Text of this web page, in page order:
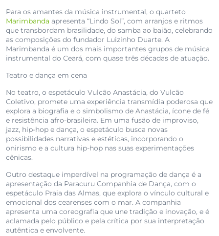
Para os amantes da música instrumental, o quarteto
Marimbanda apresenta “Lindo Sol”, com arranjos e ritmos
que transbordam brasilidade, do samba ao baião, celebrando
as composições do fundador Luizinho Duarte. A
Marimbanda é um dos mais importantes grupos de música
instrumental do Ceará, com quase três décadas de atuação.
Teatro e dança em cena
No teatro, o espetáculo Vulcão Anastácia, do Vulcão
Coletivo, promete uma experiência transmídia poderosa que
explora a biografia e o simbolismo de Anastácia, ícone de fé
e resistência afro-brasileira. Em uma fusão de improviso,
jazz, hip-hop e dança, o espetáculo busca novas
possibilidades narrativas e estéticas, incorporando o
onirismo e a cultura hip-hop nas suas experimentações
cênicas.
Outro destaque imperdível na programação de dança é a
apresentação da Paracuru Companhia de Dança, com o
espetáculo Praia das Almas, que explora o vínculo cultural e
emocional dos cearenses com o mar. A companhia
apresenta uma coreografia que une tradição e inovação, e é
aclamada pelo público e pela crítica por sua interpretação
autêntica e envolvente.